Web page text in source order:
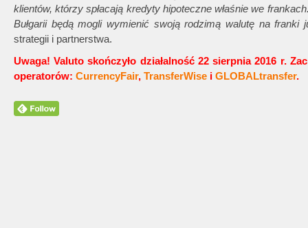
klientów, którzy spłacają kredyty hipoteczne właśnie we
Bułgarii będą mogli wymienić swoją rodzimą walutę na franki
strategii i partnerstwa.
Uwaga! Valuto skończyło działalność 22 sierpnia 2016 r.
operatorów: CurrencyFair, TransferWise i GLOBALtransfer.